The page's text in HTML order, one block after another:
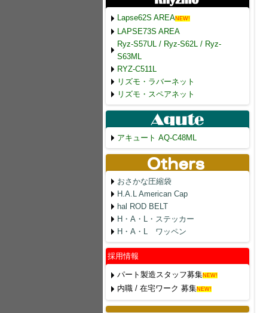
Lapse62S AREANEW!
LAPSE73S AREA
Ryz-S57UL / Ryz-S62L / Ryz-
S63ML
RYZ-C511L
リズモ・ラバーネット
リズモ・スペアネット
アキュート AQ-C48ML
おさかな圧縮袋
H.A.L American Cap
hal ROD BELT
H・A・L・ステッカー
H・A・L ワッペン
採用情報
パート製造スタッフ募集NEW!
内職 / 在宅ワーク 募集NEW!